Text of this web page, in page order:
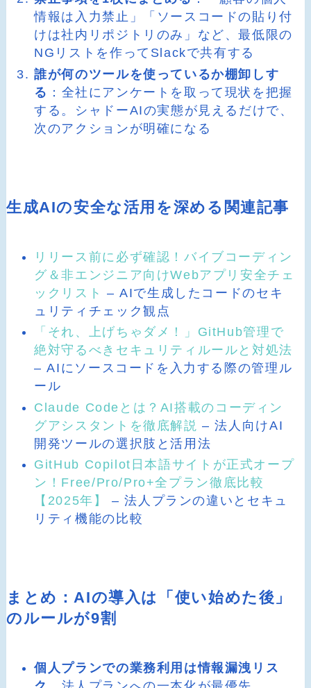
情報は入力禁止」「ソースコードの貼り付
けは社内リポジトリのみ」など、最低限の
NGリストを作ってSlackで共有する
誰が何のツールを使っているか棚卸しす
る ：全社にアンケートを取って現状を把握
する。シャドーAIの実態が見えるだけで、
次のアクションが明確になる
生成AIの安全な活用を深める関連記事
リリース前に必ず確認！バイブコーディン
グ＆非エンジニア向けWebアプリ安全チェ
ックリスト – AIで生成したコードのセキ
ュリティチェック観点
「それ、上げちゃダメ！」GitHub管理で
絶対守るべきセキュリティルールと対処法
– AIにソースコードを入力する際の管理ル
ール
Claude Codeとは？AI搭載のコーディン
グアシスタントを徹底解説 – 法人向けAI
開発ツールの選択肢と活用法
GitHub Copilot日本語サイトが正式オープ
ン！Free/Pro/Pro+全プラン徹底比較
【2025年】
– 法人プランの違いとセキュ
リティ機能の比較
まとめ：AIの導入は「使い始めた後」
のルールが9割
個人プランでの業務利用は情報漏洩リス